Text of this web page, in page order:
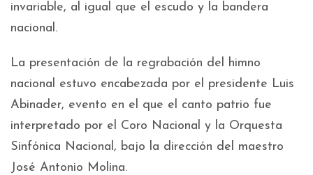
invariable, al igual que el escudo y la bandera
nacional.
La presentación de la regrabación del himno
nacional estuvo encabezada por el presidente Luis
Abinader, evento en el que el canto patrio fue
interpretado por el Coro Nacional y la Orquesta
Sinfónica Nacional, bajo la dirección del maestro
José Antonio Molina.